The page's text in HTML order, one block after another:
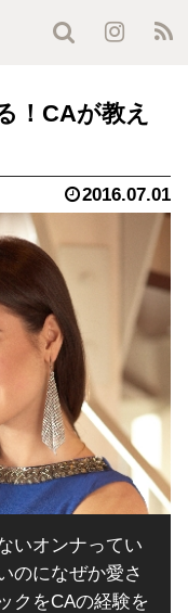
！CAが教え
2016.07.01
いオンナってい
のになぜか愛さ
クをCAの経験を